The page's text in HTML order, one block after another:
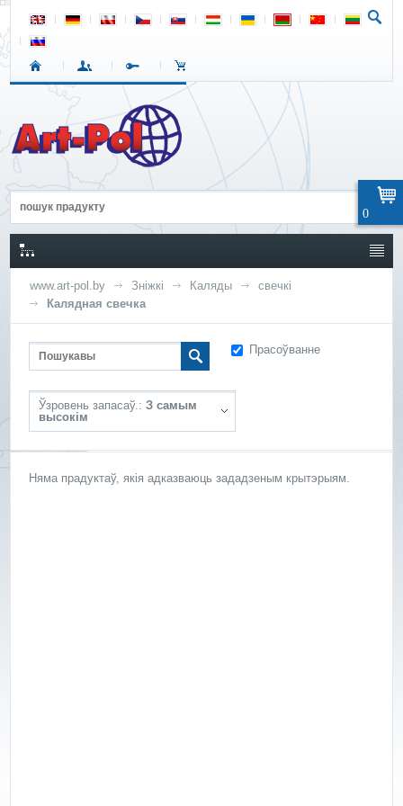
www.art-pol.by Зніжкі Каляды
свечкі
Калядная свечка
Прасоўванне
Ўзровень запасаў.: З самым
высокім
Няма прадуктаў, якія адказваюць зададзеным крытэрыям.
0